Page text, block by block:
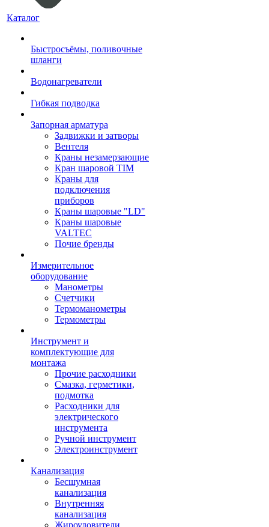
Каталог
Быстросъёмы, поливочные
шланги
Водонагреватели
Гибкая подводка
Запорная арматура
Задвижки и затворы
Вентеля
Краны незамерзающие
Кран шаровой TIM
Краны для
подключения
приборов
Краны шаровые "LD"
Краны шаровые
VALTEC
Почие бренды
Измерительное
оборудование
Манометры
Счетчики
Термоманометры
Термометры
Инструмент и
комплектующие для
монтажа
Прочие расходники
Смазка, герметики,
подмотка
Расходники для
электрического
инструмента
Ручной инструмент
Электроинструмент
Канализация
Бесшумная
канализация
Внутренняя
канализация
Жироуловители